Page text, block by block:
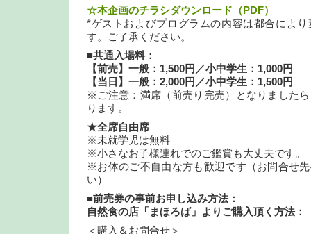
☆本企画のチラシダウンロード（PDF）
*ゲストおよびプログラムの内容は都合によ
す。ご了承ください。
■共通入場料：
【前売】一般：1,500円／小中学生：1,000円
【当日】一般：2,000円 ／小中学生：1,500円
※ご注意：満席（前売り完売）となりました
ります。
★全席自由席
※未就学児は無料
※小さなお子様連れでのご鑑賞も大丈夫です。
※お体のご不自由な方も歓迎です（お問合せ
い）
■前売券の事前お申し込み方法：
自然食の店「まほろば」よりご購入頂く方法：
＜購入＆お問合せ＞